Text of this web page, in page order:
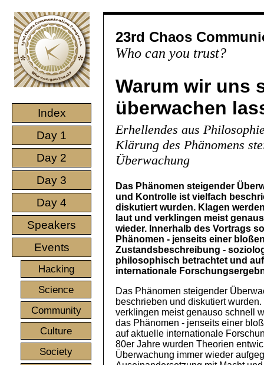
Index
Day 1
Day 2
Day 3
Day 4
Speakers
Events
Hacking
Science
Community
Culture
Society
23rd Chaos
Who can you trust?
Warum wir uns
überwachen
Erhellendes aus
Klärung des Phänomens
Überwachung
Das Phänomen steigender
und Kontrolle ist vielfach
diskutiert wurden. Klagen
laut und verklingen meist
wieder. Innerhalb des Vortrags
Phänomen - jenseits einer
Zustandsbeschreibung -
philosophisch betrachtet und
internationale
Das Phänomen steigender
beschrieben und diskutiert
verklingen meist genauso schnell
das Phänomen - jenseits einer
auf aktuelle internationale
80er Jahre wurden Theorien
Überwachung immer wieder